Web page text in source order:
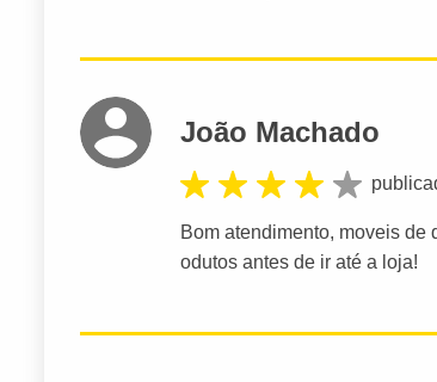
João Machado
Bom atendimento, moveis de
odutos antes de ir até a loja!